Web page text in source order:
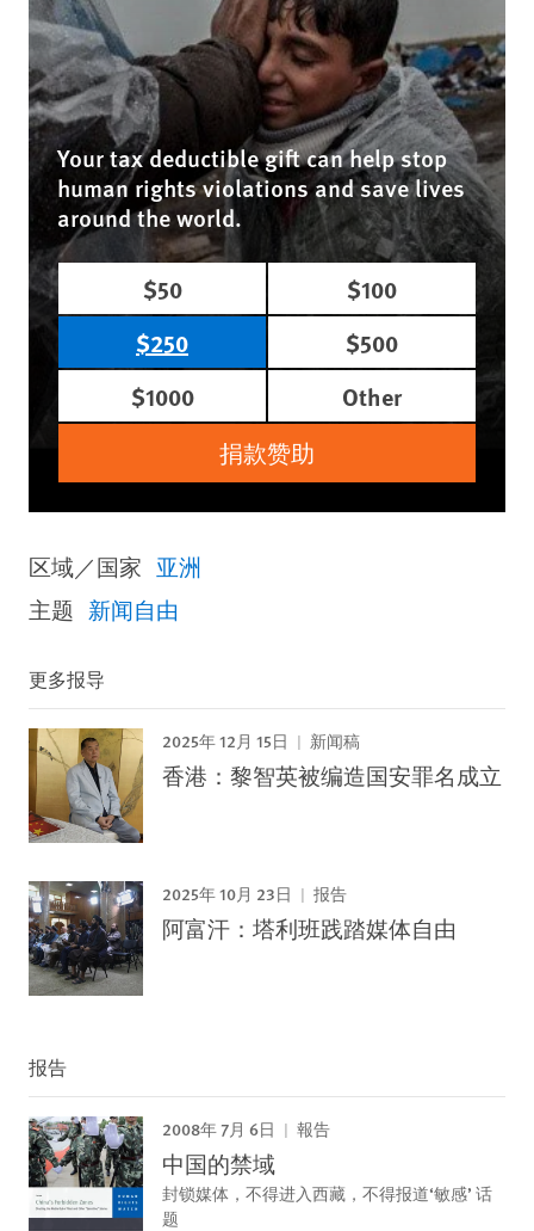
Your tax deductible gift can help stop
human rights violations and save lives
around the world.
$50
$100
$250
$500
$1000
Other
捐款赞助
区域／国家 亚洲
主题 新闻自由
更多报导
2025年 12月 15日 新闻稿
香港：黎智英被编造国安罪名成立
2025年 10月 23日 报告
阿富汗：塔利班践踏媒体自由
报告
2008年 7月 6日 報告
中国的禁域
封锁媒体，不得进入西藏，不得报道‘敏感’ 话
题